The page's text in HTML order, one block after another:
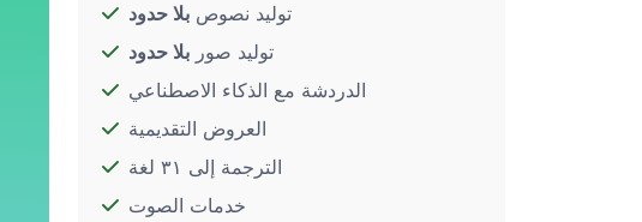
توليد نصوص بلا حدود
توليد صور بلا حدود
الدردشة مع الذكاء الاصطناعي
العروض التقديمية
الترجمة إلى ٣١ لغة
خدمات الصوت